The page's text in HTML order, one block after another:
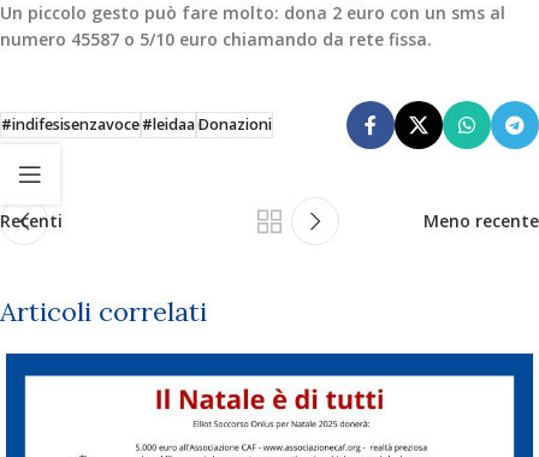
Un piccolo gesto può fare molto: dona 2 euro con un sms al
numero 45587 o 5/10 euro chiamando da rete fissa.
#indifesisenzavoce#leidaaDonazioni
Recenti Meno recente
Articoli correlati